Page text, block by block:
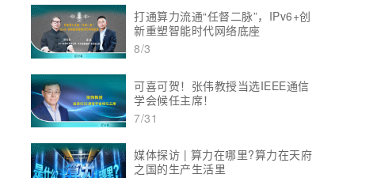
打通算力流通“任督二脉”，IPv6+创
新重塑智能时代网络底座
8/3
可喜可贺！张伟教授当选IEEE通信
学会候任主席！
7/31
媒体探访 | 算力在哪里?算力在天府
之国的生产生活里